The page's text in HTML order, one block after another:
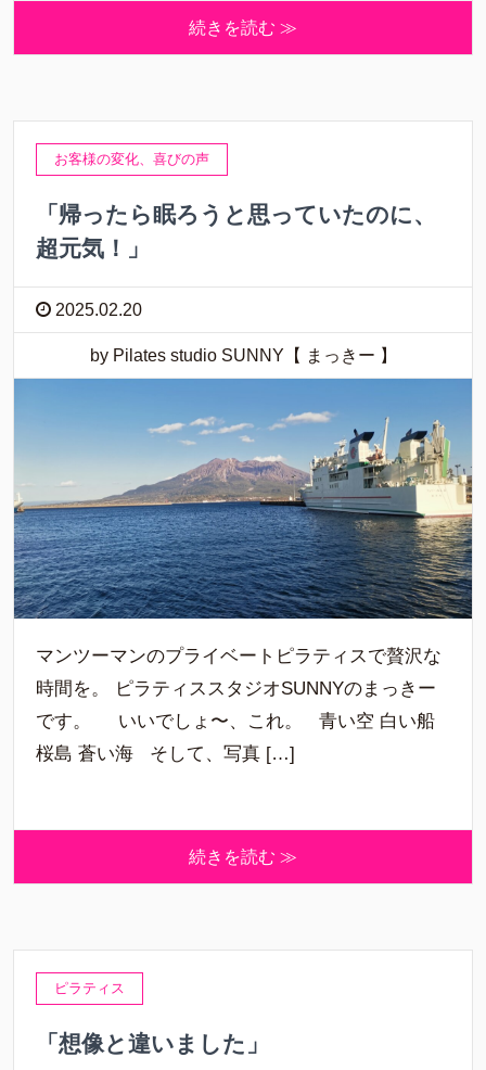
続きを読む ≫
お客様の変化、喜びの声
「帰ったら眠ろうと思っていたのに、
超元気！」
2025.02.20
by Pilates studio SUNNY【 まっきー 】
マンツーマンのプライベートピラティスで贅沢な
時間を。 ピラティススタジオSUNNYのまっきー
です。 いいでしょ〜、これ。 青い空 白い船
桜島 蒼い海 そして、写真 […]
続きを読む ≫
ピラティス
「想像と違いました」